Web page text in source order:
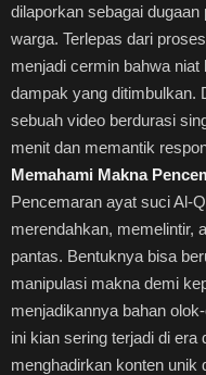
dilaporkan sebagai
warga. Terlepas dari
menjadi cermin bahwa
dampak yang ditimbulkan.
sebuah video berdurasi
menit dan memantik
Memahami Makna
Pencemaran ayat suci Al-
merendahkan, memelintir,
pantas. Bentuknya bisa
manipulasi makna demi
menjadikannya bahan
ini kian sering terjadi di
menghadirkan konten unik